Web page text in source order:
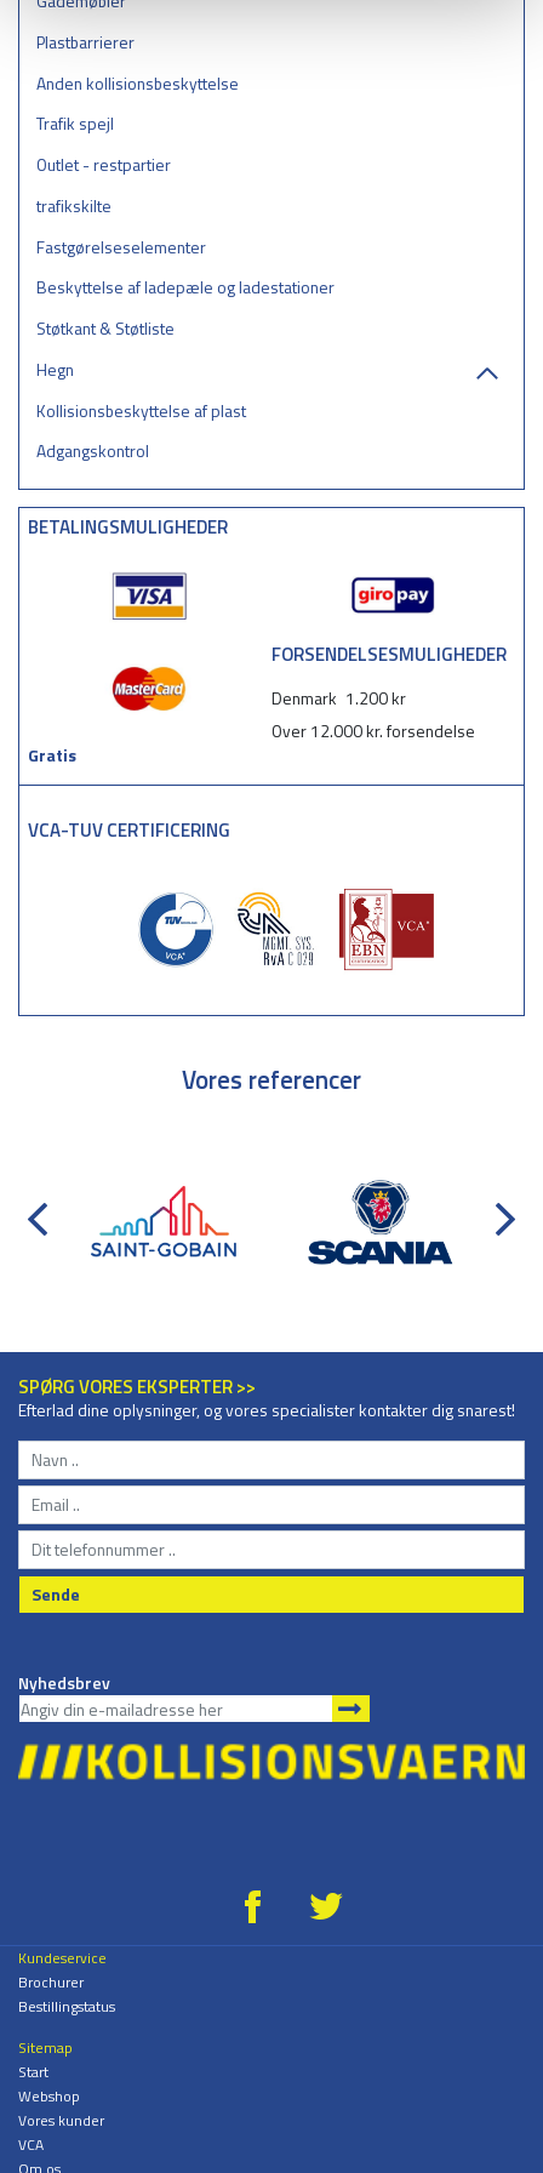
Plastbarrierer
Anden kollisionsbeskyttelse
Trafik spejl
Outlet - restpartier
trafikskilte
Fastgørelseselementer
Beskyttelse af ladepæle og ladestationer
Støtkant & Støtliste
Hegn
Kollisionsbeskyttelse af plast
Adgangskontrol
BETALINGSMULIGHEDER
FORSENDELSESMULIGHEDER
Denmark 1.200 kr
Over 12.000 kr. forsendelse
Gratis
VCA-TUV CERTIFICERING
Vores referencer
SPØRG VORES EKSPERTER >>
Efterlad dine oplysninger, og vores specialister kontakter dig snarest!
Sende
Nyhedsbrev
g *
Kundeservice
Brochurer
Bestillingstatus
Sitemap
Start
Webshop
Vores kunder
VCA